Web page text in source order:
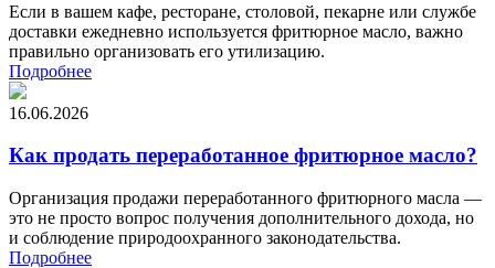
Если в вашем кафе, ресторане, столовой, пекарне или службе
доставки ежедневно используется фритюрное масло, важно
правильно организовать его утилизацию.
Подробнее
16.06.2026
Как продать переработанное фритюрное масло?
Организация продажи переработанного фритюрного масла —
это не просто вопрос получения дополнительного дохода, но
и соблюдение природоохранного законодательства.
Подробнее